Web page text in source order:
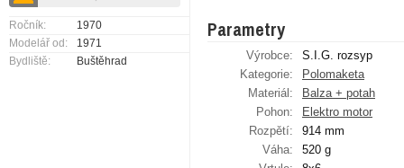
Ročník:
1970
Modelář od:
1971
Bydliště:
Buštěhrad
Parametry
Výrobce:
S.I.G. rozsyp
Kategorie:
Polomaketa
Materiál:
Balza + potah
Pohon:
Elektro motor
Rozpětí:
914 mm
Váha:
520 g